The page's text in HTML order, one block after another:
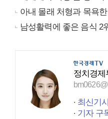
아내 몰래 처형과 목욕
남성활력에 좋은 음식 2
정치경
최신기
기자 구